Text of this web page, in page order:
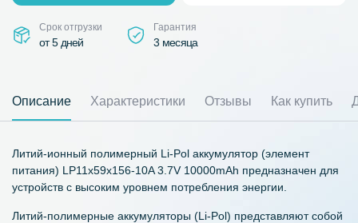
Срок отгрузки
от 5 дней
Гарантия
3 месяца
Описание Характеристики Отзывы Как купить
Литий-ионный полимерный Li-Pol аккумулятор (элемент
питания) LP11х59х156-10A 3.7V 10000mAh предназначен для
устройств с высоким уровнем потребления энергии.
Литий-полимерные аккумуляторы (Li-Pol) представляют собой